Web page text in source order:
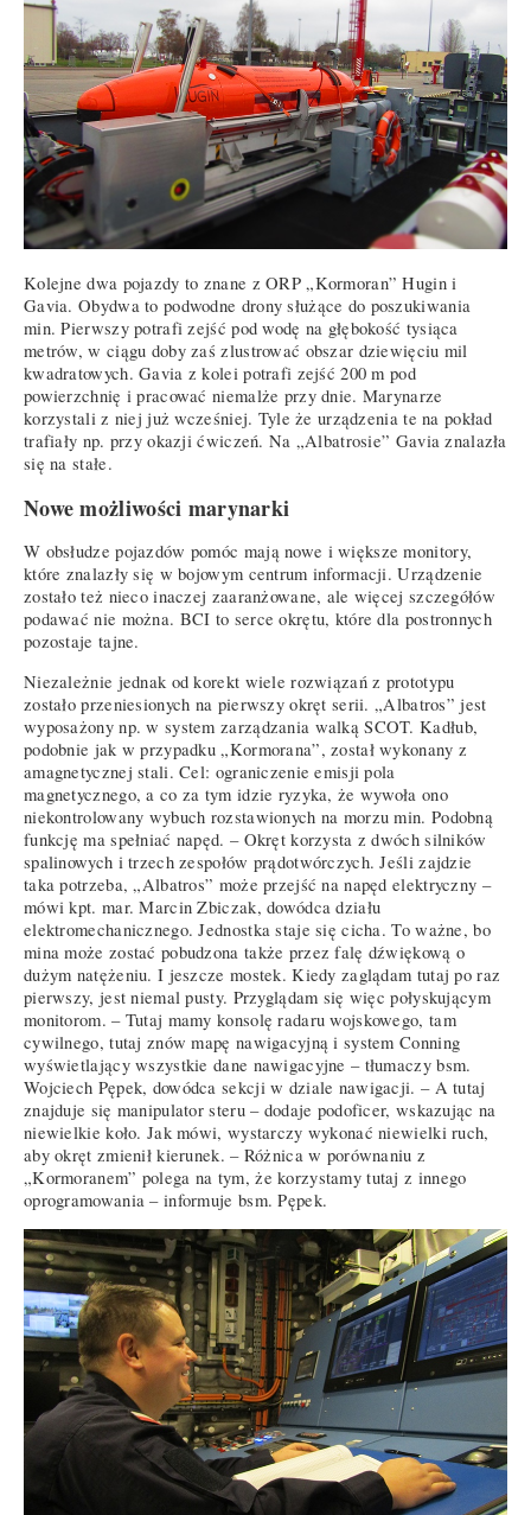
Kolejne dwa pojazdy to znane z ORP „Kormoran” Hugin i
Gavia. Obydwa to podwodne drony służące do poszukiwania
min. Pierwszy potrafi zejść pod wodę na głębokość tysiąca
metrów, w ciągu doby zaś zlustrować obszar dziewięciu mil
kwadratowych. Gavia z kolei potrafi zejść 200 m pod
powierzchnię i pracować niemalże przy dnie. Marynarze
korzystali z niej już wcześniej. Tyle że urządzenia te na pokład
trafiały np. przy okazji ćwiczeń. Na „Albatrosie” Gavia znalazła
się na stałe.
Nowe możliwości marynarki
W obsłudze pojazdów pomóc mają nowe i większe monitory,
które znalazły się w bojowym centrum informacji. Urządzenie
zostało też nieco inaczej zaaranżowane, ale więcej szczegółów
podawać nie można. BCI to serce okrętu, które dla postronnych
pozostaje tajne.
Niezależnie jednak od korekt wiele rozwiązań z prototypu
zostało przeniesionych na pierwszy okręt serii. „Albatros” jest
wyposażony np. w system zarządzania walką SCOT. Kadłub,
podobnie jak w przypadku „Kormorana”, został wykonany z
amagnetycznej stali. Cel: ograniczenie emisji pola
magnetycznego, a co za tym idzie ryzyka, że wywoła ono
niekontrolowany wybuch rozstawionych na morzu min. Podobną
funkcję ma spełniać napęd. – Okręt korzysta z dwóch silników
spalinowych i trzech zespołów prądotwórczych. Jeśli zajdzie
taka potrzeba, „Albatros” może przejść na napęd elektryczny –
mówi kpt. mar. Marcin Zbiczak, dowódca działu
elektromechanicznego. Jednostka staje się cicha. To ważne, bo
mina może zostać pobudzona także przez falę dźwiękową o
dużym natężeniu. I jeszcze mostek. Kiedy zaglądam tutaj po raz
pierwszy, jest niemal pusty. Przyglądam się więc połyskującym
monitorom. – Tutaj mamy konsolę radaru wojskowego, tam
cywilnego, tutaj znów mapę nawigacyjną i system Conning
wyświetlający wszystkie dane nawigacyjne – tłumaczy bsm.
Wojciech Pępek, dowódca sekcji w dziale nawigacji. – A tutaj
znajduje się manipulator steru – dodaje podoficer, wskazując na
niewielkie koło. Jak mówi, wystarczy wykonać niewielki ruch,
aby okręt zmienił kierunek. – Różnica w porównaniu z
„Kormoranem” polega na tym, że korzystamy tutaj z innego
oprogramowania – informuje bsm. Pępek.